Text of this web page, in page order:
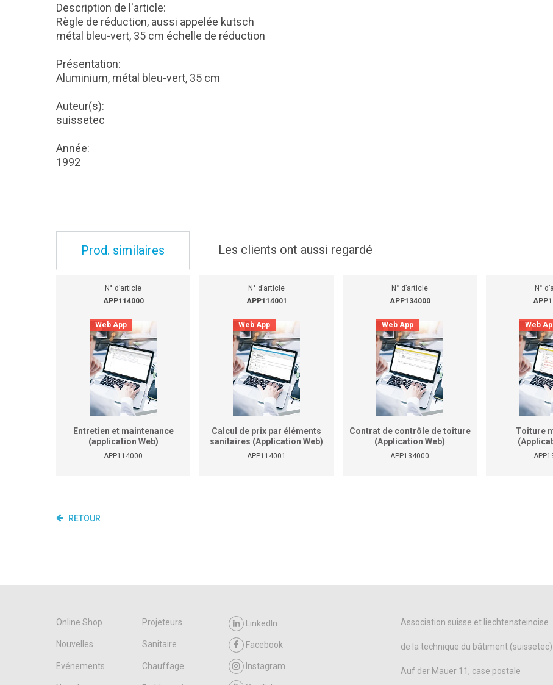
Description de l'article:
Règle de réduction, aussi appelée kutsch
métal bleu-vert, 35 cm échelle de réduction
Présentation:
Aluminium, métal bleu-vert, 35 cm
Auteur(s):
suissetec
Année:
1992
Prod. similaires Les clients ont aussi regardé
N° d’article
APP114000
Web App
Entretien et maintenance
(application Web)
APP114000
N° d’article
APP114001
Web App
Calcul de prix par éléments
sanitaires (Application Web)
APP114001
N° d’article
APP134000
Web App
Contrat de contrôle de toiture
(Application Web)
APP134000
N°
Web
Toiture
RETOUR
Online Shop Projeteurs
Nouvelles Sanitaire
Evénements Chauffage
LinkedIn
Facebook
Instagram
Association suisse et liechtensteinoise
de la technique du bâtiment (suissetec)
Auf der Mauer 11, case postale